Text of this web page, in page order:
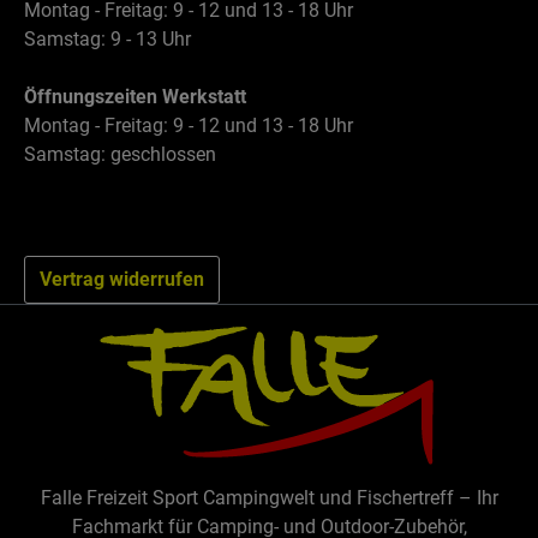
Montag - Freitag: 9 - 12 und 13 - 18 Uhr
Samstag: 9 - 13 Uhr
Öffnungszeiten Werkstatt
Montag - Freitag: 9 - 12 und 13 - 18 Uhr
Samstag: geschlossen
Vertrag widerrufen
Falle Freizeit Sport Campingwelt und Fischertreff – Ihr
Fachmarkt für Camping- und Outdoor-Zubehör,